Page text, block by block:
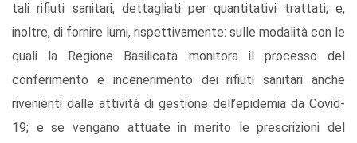
tali rifiuti sanitari, dettagliati per quantitativi trattati; e,
inoltre, di fornire lumi, rispettivamente: sulle modalità con le
quali la Regione Basilicata monitora il processo del
conferimento e incenerimento dei rifiuti sanitari anche
rivenienti dalle attività di gestione dell’epidemia da Covid-
19; e se vengano attuate in merito le prescrizioni del